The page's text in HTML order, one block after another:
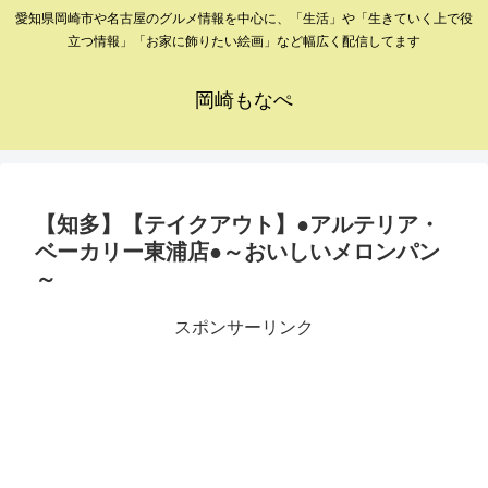
愛知県岡崎市や名古屋のグルメ情報を中心に、「生活」や「生きていく上で役
立つ情報」「お家に飾りたい絵画」など幅広く配信してます
岡崎もなぺ
【知多】【テイクアウト】●アルテリア・
ベーカリー東浦店●～おいしいメロンパン
～
スポンサーリンク